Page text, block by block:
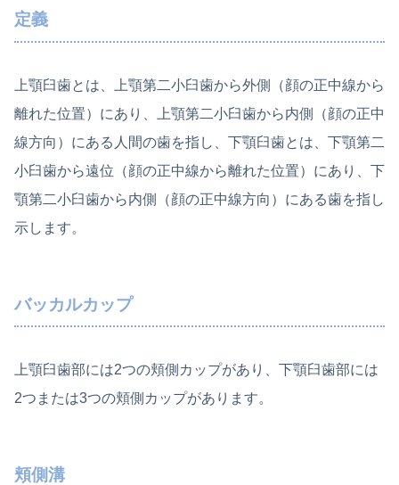
定義
上顎臼歯とは、上顎第二小臼歯から外側（顔の正中線から
離れた位置）にあり、上顎第二小臼歯から内側（顔の正中
線方向）にある人間の歯を指し、下顎臼歯とは、下顎第二
小臼歯から遠位（顔の正中線から離れた位置）にあり、下
顎第二小臼歯から内側（顔の正中線方向）にある歯を指し
示します。
バッカルカップ
上顎臼歯部には2つの頬側カップがあり、下顎臼歯部には
2つまたは3つの頬側カップがあります。
頬側溝